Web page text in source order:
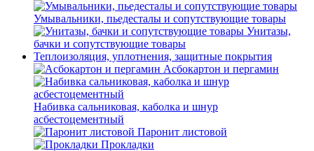
Умывальники, пьедесталы и сопутствующие товары
Унитазы,
бачки и сопутствующие товары
Теплоизоляция, уплотнения, защитные покрытия
Асбокартон и пергамин
Набивка сальниковая, каболка и шнур
асбестоцементный
Паронит листовой
Прокладки